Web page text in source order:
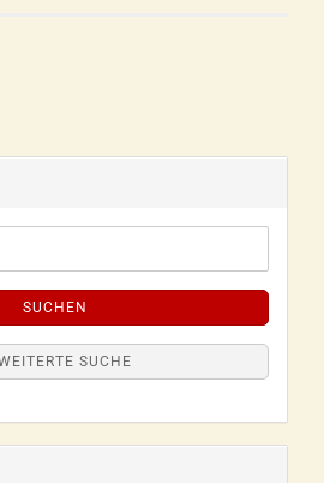
SUCHEN
SUCHE